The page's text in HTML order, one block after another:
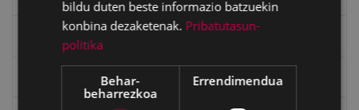
bildu duten beste informazio batzuekin
konbina dezaketenak. Pribatutasun-
politika
Behar-
beharrezkoa
Errendimendua